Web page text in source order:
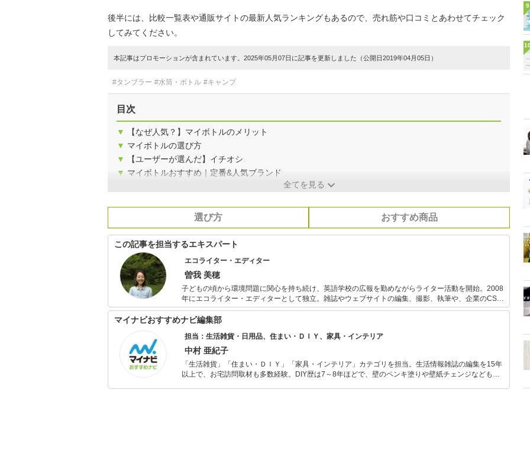
後半には、比較一覧表や通販サイトの最新人気ランキングもあるので、売れ筋や口コミとあわせてチェック
してみてください。
本記事はプロモーションが含まれています。2025年05月07日に記事を更新しました（公開日2019年04月05日）
#タンブラー #水筒・ボトル #キャンプ
目次
▼
【なぜ人気？】マイボトルのメリット
▼ マイボトルの選び方
▼
【ユーザーが選んだ】イチオシ
▼ マイボトルおすすめ｜定番&人気ブランド
全てを見る
選び方 おすすめ商品
この記事を担当するエキスパート
エコライター・エディター
曽我 美穂
子どもの頃から環境問題に関心を持ち続け、英語学校の広報を勤めながらライター活動を開始。2008
年にエコライター・エディターとして独立。雑誌やウェブサイトの編集、撮影、執筆や、企業のCSR
支援をおこなっている。主なテーマはサステナブルな暮らしやSDGs、環境問題。 私生活では2009年
生まれの娘と2012年生まれの息子の二児の母でもある。現在、富山県在住。All Aboutエコ家事ガイ
マイナビおすすめナビ編集部
担当：生活雑貨・日用品、住まい・ＤＩＹ、家具・インテリア
中村 亜紀子
「生活雑貨」「住まい・ＤＩＹ」「家具・インテリア」カテゴリを担当。生活情報雑誌の編集を15年
以上で、お宅訪問取材も多数経験。DIY歴は7～8年ほどで、壁のペンキ塗りや壁紙チェンジなどもチ
9